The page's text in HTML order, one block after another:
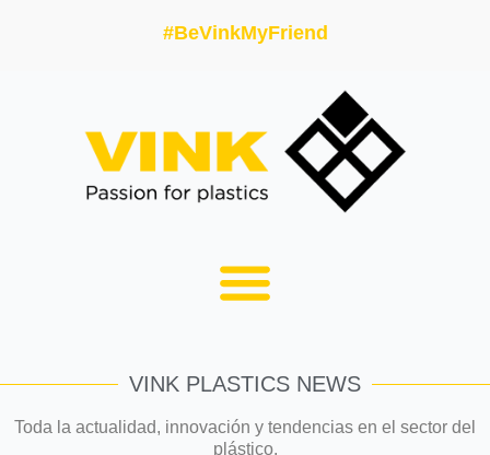
#BeVinkMyFriend
VINK PLASTICS NEWS
Toda la actualidad, innovación y tendencias en el sector del
plástico.